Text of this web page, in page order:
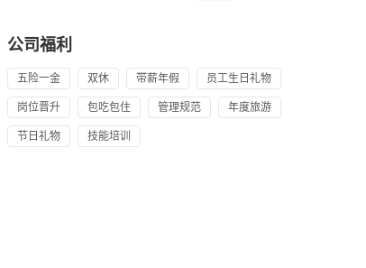
公司福利
五险一金 双休 带薪年假 员工生日礼物
岗位晋升 包吃包住 管理规范 年度旅游
节日礼物 技能培训